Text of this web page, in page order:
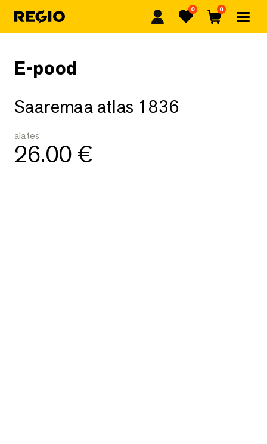
Regio Lemmikud
0
Ostukorv
0
E-pood
Saaremaa atlas 1836
alates
26.00 €